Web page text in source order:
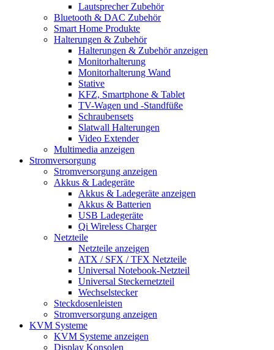
Lautsprecher Zubehör
Bluetooth & DAC Zubehör
Smart Home Produkte
Halterungen & Zubehör
Halterungen & Zubehör anzeigen
Monitorhalterung
Monitorhalterung Wand
Stative
KFZ, Smartphone & Tablet
TV-Wagen und -Standfüße
Schraubensets
Slatwall Halterungen
Video Extender
Multimedia anzeigen
Stromversorgung
Stromversorgung anzeigen
Akkus & Ladegeräte
Akkus & Ladegeräte anzeigen
Akkus & Batterien
USB Ladegeräte
Qi Wireless Charger
Netzteile
Netzteile anzeigen
ATX / SFX / TFX Netzteile
Universal Notebook-Netzteil
Universal Steckernetzteil
Wechselstecker
Steckdosenleisten
Stromversorgung anzeigen
KVM Systeme
KVM Systeme anzeigen
Display Konsolen